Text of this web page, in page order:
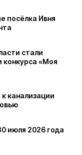
посёлка Ивня
стали
«Моя
канализации
июля 2026 года